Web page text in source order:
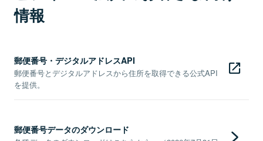
情報
郵便番号・デジタルアドレスAPI
郵便番号とデジタルアドレスから住所を取得できる公式API
を提供。
郵便番号データのダウンロード